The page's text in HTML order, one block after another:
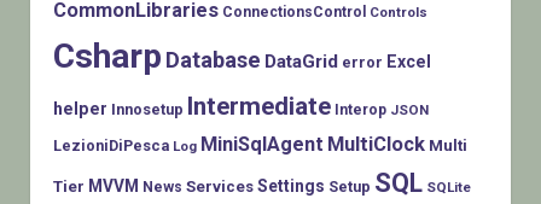
CommonLibraries ConnectionsControl Controls
Csharp Database DataGrid error Excel
helper Innosetup Intermediate Interop JSON
LezioniDiPesca Log MiniSqlAgent MultiClock Multi
Tier MVVM News Services Settings Setup SQL SQLite